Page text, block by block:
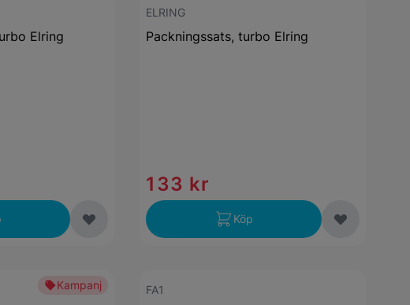
Elring
ELRING
Packningssats, turbo Elring
133 kr
Köp
Kampanj FA1